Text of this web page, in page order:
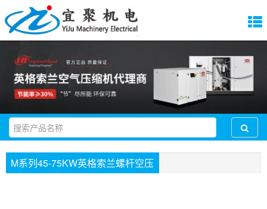
M系列45-75KW英格索兰螺杆空压